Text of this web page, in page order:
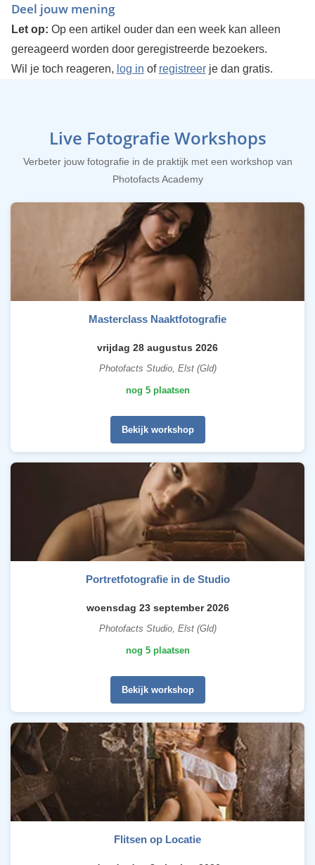
Deel jouw mening
Let op: Op een artikel ouder dan een week kan alleen
gereageerd worden door geregistreerde bezoekers.
Wil je toch reageren, log in of registreerje dan gratis.
Live Fotografie Workshops
Verbeter jouw fotografie in de praktijk met een workshop van
Photofacts Academy
Masterclass Naaktfotografie
vrijdag 28 augustus 2026
Photofacts Studio, Elst (Gld)
nog 5 plaatsen
Bekijk workshop
Portretfotografie in de Studio
woensdag 23 september 2026
Photofacts Studio, Elst (Gld)
nog 5 plaatsen
Bekijk workshop
Flitsen op Locatie